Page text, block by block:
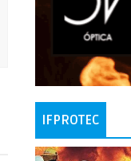
IFPROTEC